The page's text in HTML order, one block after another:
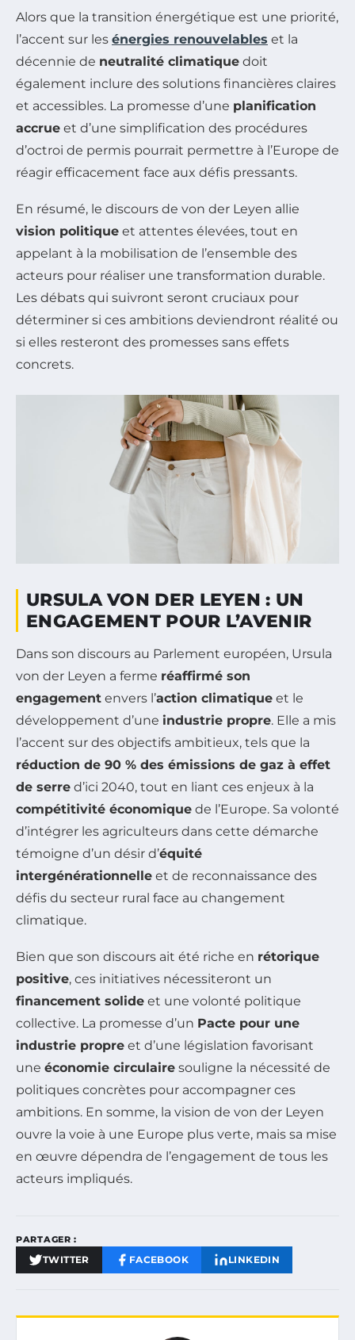
Alors que la transition énergétique est une priorité,
l’accent sur les énergies renouvelables et la
décennie de neutralité climatique doit
également inclure des solutions financières claires
et accessibles. La promesse d’une planification
accrue et d’une simplification des procédures
d’octroi de permis pourrait permettre à l’Europe de
réagir efficacement face aux défis pressants.
En résumé, le discours de von der Leyen allie
vision politique et attentes élevées, tout en
appelant à la mobilisation de l’ensemble des
acteurs pour réaliser une transformation durable.
Les débats qui suivront seront cruciaux pour
déterminer si ces ambitions deviendront réalité ou
si elles resteront des promesses sans effets
concrets.
URSULA VON DER LEYEN : UN
ENGAGEMENT POUR L’AVENIR
Dans son discours au Parlement européen, Ursula
von der Leyen a ferme réaffirmé son
engagement envers l’action climatique et le
développement d’une industrie propre. Elle a mis
l’accent sur des objectifs ambitieux, tels que la
réduction de 90 % des émissions de gaz à effet
de serre d’ici 2040, tout en liant ces enjeux à la
compétitivité économique de l’Europe. Sa volonté
d’intégrer les agriculteurs dans cette démarche
témoigne d’un désir d’équité
intergénérationnelle et de reconnaissance des
défis du secteur rural face au changement
climatique.
Bien que son discours ait été riche en rétorique
positive, ces initiatives nécessiteront un
financement solide et une volonté politique
collective. La promesse d’un Pacte pour une
industrie propre et d’une législation favorisant
une économie circulaire souligne la nécessité de
politiques concrètes pour accompagner ces
ambitions. En somme, la vision de von der Leyen
ouvre la voie à une Europe plus verte, mais sa mise
en œuvre dépendra de l’engagement de tous les
acteurs impliqués.
PARTAGER :
TWITTER FACEBOOK LINKEDIN